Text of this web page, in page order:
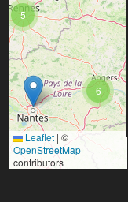
6
5
Leaflet | ©
OpenStreetMap
contributors